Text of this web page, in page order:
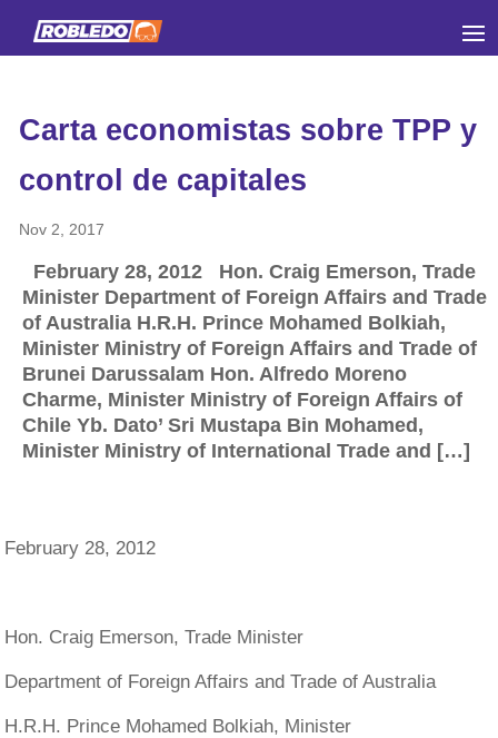
Carta economistas sobre TPP y
control de capitales
Nov 2, 2017
February 28, 2012 Hon. Craig Emerson, Trade
Minister Department of Foreign Affairs and Trade
of Australia H.R.H. Prince Mohamed Bolkiah,
Minister Ministry of Foreign Affairs and Trade of
Brunei Darussalam Hon. Alfredo Moreno
Charme, Minister Ministry of Foreign Affairs of
Chile Yb. Dato’ Sri Mustapa Bin Mohamed,
Minister Ministry of International Trade and […]
February 28, 2012
Hon. Craig Emerson, Trade Minister
Department of Foreign Affairs and Trade of Australia
H.R.H. Prince Mohamed Bolkiah, Minister